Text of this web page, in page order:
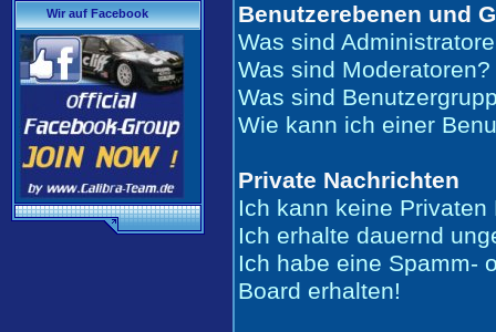
Wir auf Facebook
Benutzerebenen und
Was sind
Was sind Moderatoren?
Was sind
Wie kann ich einer
Private Nachrichten
Ich kann keine
Ich erhalte dauernd
Ich habe eine Spamm-
Board erhalten!